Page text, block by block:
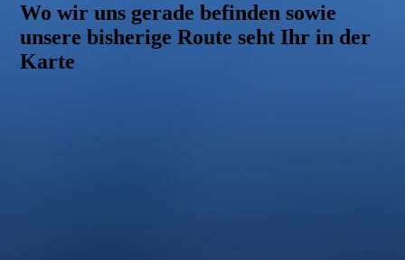
Wo wir uns gerade befinden sowie
unsere bisherige Route seht Ihr in der
Karte